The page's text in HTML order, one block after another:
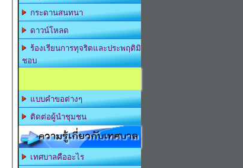
กระดานสนทนา
ดาวน์โหลด
ร้องเรียนการทุจริตและประพฤติมิ
ชอบ
แบบคำขอต่างๆ
ติดต่อผู้นำชุมชน
ความรู้เกี่ยวกับเทศบาล
เทศบาลคืออะไร